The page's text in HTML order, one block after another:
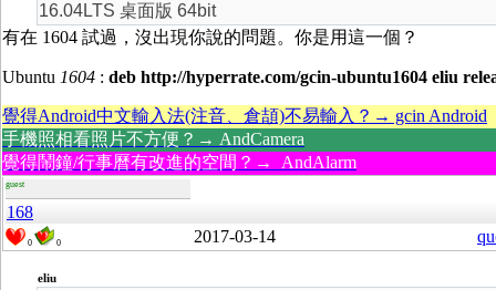
16.04LTS 桌面版 64bit
有在 1604 試過，沒出現你說的問題。你是用這一個？
Ubuntu 1604 : deb http://hyperrate.com/gcin-ubuntu1604 eliu
覺得Android中文輸入法(注音、倉頡)不易輸入？→ gcin Android
手機照相看照片不方便？→ AndCamera
覺得鬧鐘/行事曆有改進的空間？→ AndAlarm
guest
168
0 0 2017-03-14
eliu